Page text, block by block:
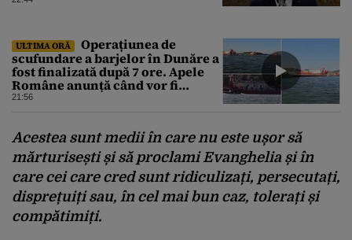
ULTIMA ORĂ
Operațiunea de
scufundare a barjelor în Dunăre a
fost finalizată după 7 ore. Apele
Române anunță când vor fi
simțite efectele
21:56
Acestea sunt medii în care nu este ușor să
mărturisești și să proclami Evanghelia și în
care cei care cred sunt ridiculizați, persecutați,
disprețuiți sau, în cel mai bun caz, tolerați și
compătimiți.